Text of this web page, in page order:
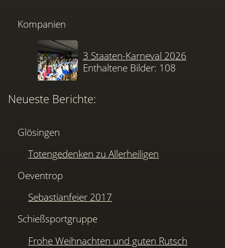
Kompanien
3 Staaten-Karneval 2026
Enthaltene Bilder: 108
Neueste Berichte:
Glösingen
Totengedenken zu Allerheiligen
Oeventrop
Sebastianfeier 2017
Schießsportgruppe
Frohe Weihnachten und guten Rutsch